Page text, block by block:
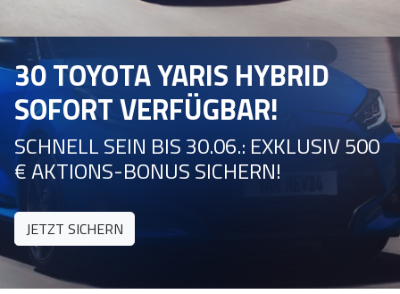
30 TOYOTA YARIS HYBRID
SOFORT VERFÜGBAR!
SCHNELL SEIN BIS 30.06.: EXKLUSIV 500
€ AKTIONS-BONUS SICHERN!
JETZT SICHERN